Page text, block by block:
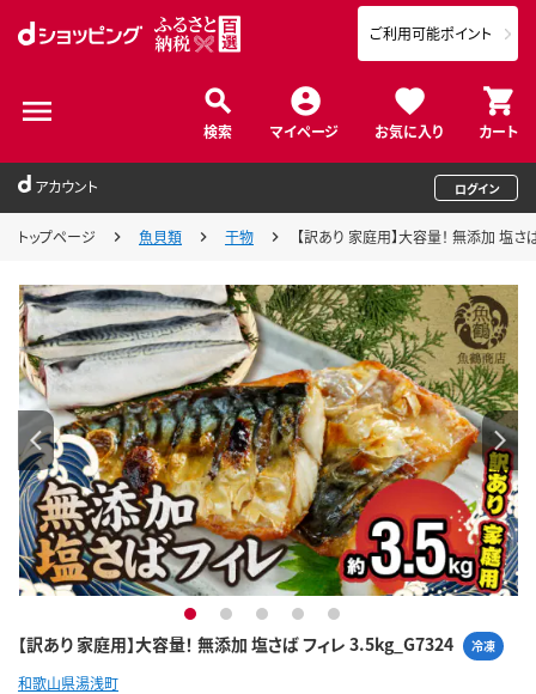
検索 マイページ お気に入り カート
ご利用可能ポイント
アカウント ログイン
トップページ 魚貝類 干物 【訳あり 家庭用】大容量！ 無添加 塩
【訳あり 家庭用】大容量！ 無添加 塩さば フィレ 3.5kg_G7324 冷凍
1 2 3 4 5
和歌山県湯浅町